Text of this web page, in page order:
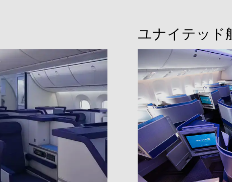
ユナイテッド